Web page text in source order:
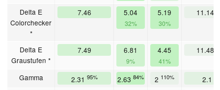
Delta E
Colorchecker
*
7.46 5.04
32%
5.19
30%
11.14
Delta E
Graustufen *
7.49 6.81
9%
4.45
41%
11.48
Gamma 2.31 95% 2.63 84% 2 110% 2.1